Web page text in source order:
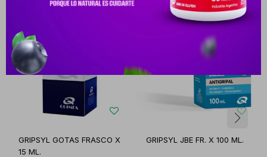
GRIPSYL GOTAS FRASCO X
15 ML.
GRIPSYL JBE FR. X 100 ML.